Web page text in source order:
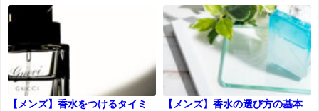
【メンズ】香水をつけるタイミ
【メンズ】香水の選び方の基本